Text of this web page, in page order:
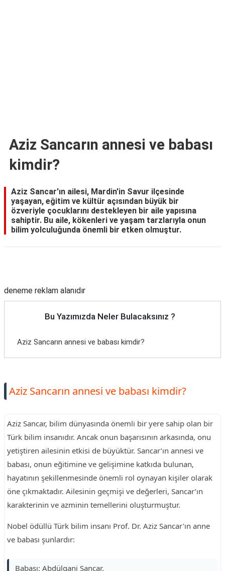
Aziz Sancarın annesi ve babası
kimdir?
Aziz Sancar'ın ailesi, Mardin'in Savur ilçesinde
yaşayan, eğitim ve kültür açısından büyük bir
özveriyle çocuklarını destekleyen bir aile yapısına
sahiptir. Bu aile, kökenleri ve yaşam tarzlarıyla onun
bilim yolculuğunda önemli bir etken olmuştur.
deneme reklam alanıdır
Bu Yazımızda Neler Bulacaksınız ?
Aziz Sancarın annesi ve babası kimdir?
Aziz Sancarın annesi ve babası kimdir?
Aziz Sancar, bilim dünyasında önemli bir yere sahip olan bir
Türk bilim insanıdır. Ancak onun başarısının arkasında, onu
yetiştiren ailesinin etkisi de büyüktür. Sancar’ın annesi ve
babası, onun eğitimine ve gelişimine katkıda bulunan,
hayatının şekillenmesinde önemli rol oynayan kişiler olarak
öne çıkmaktadır. Ailesinin geçmişi ve değerleri, Sancar’ın
karakterinin ve azminin temellerini oluşturmuştur.
Nobel ödüllü Türk bilim insanı Prof. Dr. Aziz Sancar'ın anne
ve babası şunlardır:
Babası: Abdülgani Sancar.